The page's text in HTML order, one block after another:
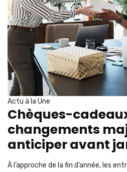
Actu à la Une
Chèques-
changements
anticiper avant
À l’approche de la fin d’année, les